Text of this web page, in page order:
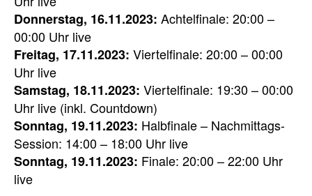
Donnerstag, 16.11.2023: Achtelfinale: 20:00 –
00:00 Uhr live
Freitag, 17.11.2023: Viertelfinale: 20:00 – 00:00
Uhr live
Samstag, 18.11.2023: Viertelfinale: 19:30 – 00:00
Uhr live (inkl. Countdown)
Sonntag, 19.11.2023: Halbfinale – Nachmittags-
Session: 14:00 – 18:00 Uhr live
Sonntag, 19.11.2023: Finale: 20:00 – 22:00 Uhr
live